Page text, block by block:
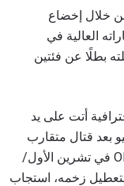
خلال إخضاع
العالية في
بطلًا عن فئتين
أتت على يد
بعد قتال متقارب
وبقرار الحكام في عرض ONE Fight Night 15 في تشرين الأول/
بتعطيل زخمه، استجاب